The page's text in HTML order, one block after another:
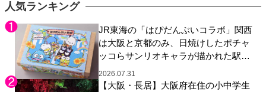
人気ランキング
JR東海の「はぴだんぶいコラボ」関西
は大阪と京都のみ、日焼けしたポチャ
ッコらサンリオキャラが描かれた駅弁
やグッズが登場
2026.07.31
【大阪・長居】大阪府在住の小中学生